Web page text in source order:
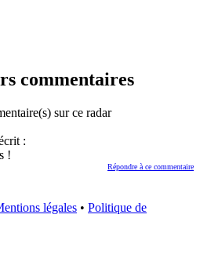
commentaires
sur ce radar
:
!
Répondre à ce commentaire
légales • Politique de